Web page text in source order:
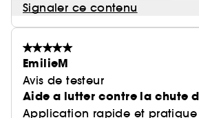
Signaler ce contenu
EmilieM
Avis de testeur
Aide a lutter contre la chute
Application rapide et pratique